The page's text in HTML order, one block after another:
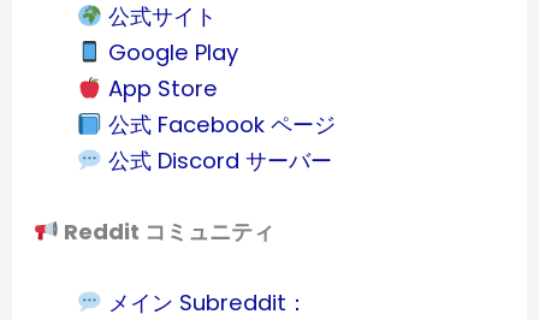
公式サイト
Google Play
App Store
公式 Facebook ページ
公式 Discord サーバー
Reddit コミュニティ
メイン Subreddit：